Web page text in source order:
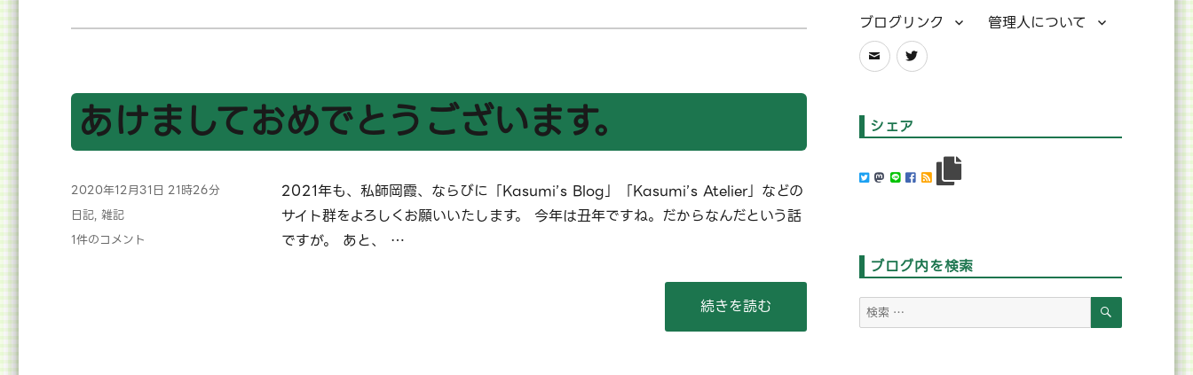
あけましておめでとうございます。
投
稿
2020年12月31日 21時26分
カ
テ
日記,雑記
あ
1件のコメント
2021年も、私師岡霞、ならびに「Kasumi’s Blog」「Kasumi’s Atelier」などの
サイト群をよろしくお願いいたします。 今年は丑年ですね。だからなんだという話
ですが。 あと、 …
“あけましておめでとうございます。” の
続きを読む
ブログリンク
管理人について
メ
Twitter
シェア
ブログ内を検索
検
索
検